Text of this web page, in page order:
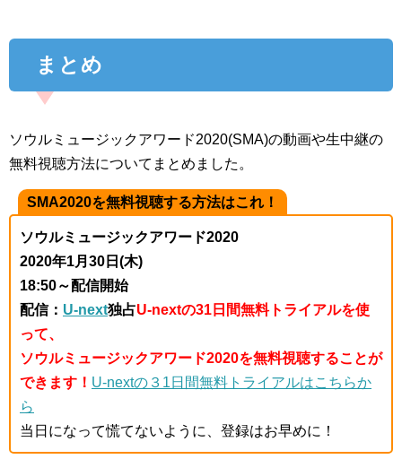
まとめ
ソウルミュージックアワード2020(SMA)の動画や生中継の
無料視聴方法についてまとめました。
SMA2020を無料視聴する方法はこれ！
ソウルミュージックアワード2020
2020年1月30日(木)
18:50～配信開始
配信： U-next独占U-nextの31日間無料トライアルを使
って、
ソウルミュージックアワード2020を無料視聴することが
できます！ U-nextの３1日間無料トライアルはこちらか
ら
当日になって慌てないように、登録はお早めに！